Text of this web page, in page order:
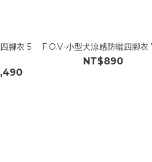
腳衣 5
F.O.V-小型犬涼感防曬四腳衣
NT$890